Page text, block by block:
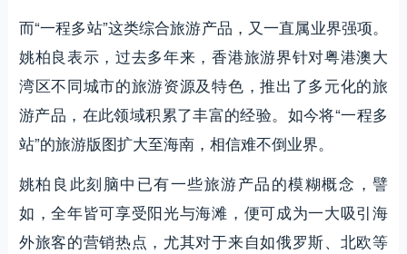
而“一程多站”这类综合旅游产品，又一直属业界强项。
姚柏良表示，过去多年来，香港旅游界针对粤港澳大
湾区不同城市的旅游资源及特色，推出了多元化的旅
游产品，在此领域积累了丰富的经验。如今将“一程多
站”的旅游版图扩大至海南，相信难不倒业界。
姚柏良此刻脑中已有一些旅游产品的模糊概念，譬
如，全年皆可享受阳光与海滩，便可成为一大吸引海
外旅客的营销热点，尤其对于来自如俄罗斯、北欧等